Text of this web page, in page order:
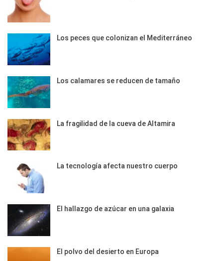
Los peces que colonizan el Mediterráneo
Los calamares se reducen de tamaño
La fragilidad de la cueva de Altamira
La tecnología afecta nuestro cuerpo
El hallazgo de azúcar en una galaxia
El polvo del desierto en Europa